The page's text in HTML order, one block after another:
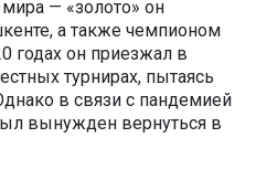
— «золото» он
а также чемпионом
годах он приезжал в
турнирах, пытаясь
в связи с пандемией
вынужден вернуться в